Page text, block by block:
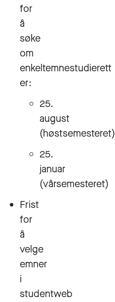
for
å
søke
om
enkeltemnestudierett
er:
25.
august
(høstsemesteret)
25.
januar
(vårsemesteret)
Frist
for
å
velge
emner
i
studentweb